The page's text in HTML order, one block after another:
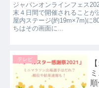
ジャパンオンラインフェス
末４日間で開催されることが
屋内ステージ(約19m×7m)に
ちはその画面に...
テレビ